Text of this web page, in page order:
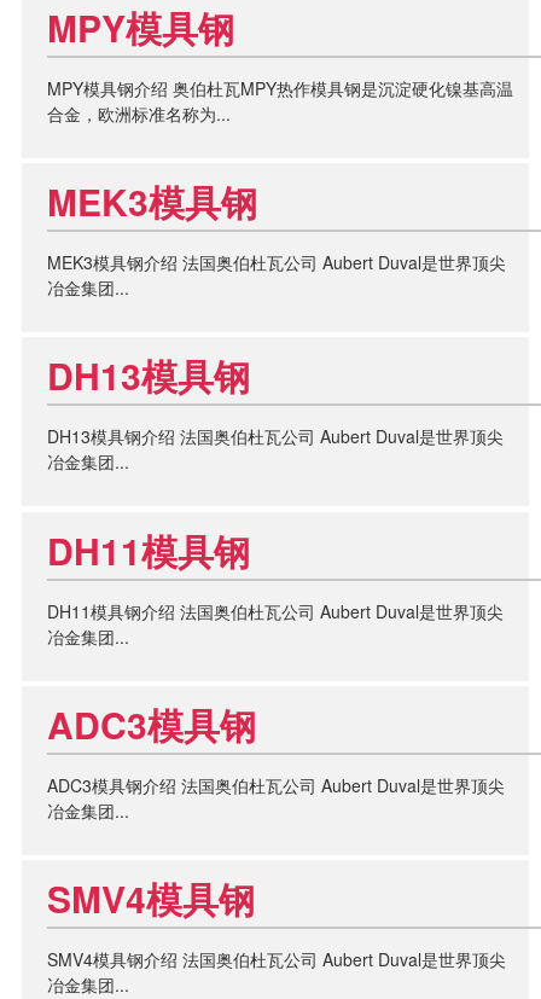
MPY模具钢
MPY模具钢介绍 奥伯杜瓦MPY热作模具钢是沉淀硬化镍基高温
合金，欧洲标准名称为...
MEK3模具钢
MEK3模具钢介绍 法国奥伯杜瓦公司 Aubert Duval是世界顶尖
冶金集团...
DH13模具钢
DH13模具钢介绍 法国奥伯杜瓦公司 Aubert Duval是世界顶尖
冶金集团...
DH11模具钢
DH11模具钢介绍 法国奥伯杜瓦公司 Aubert Duval是世界顶尖
冶金集团...
ADC3模具钢
ADC3模具钢介绍 法国奥伯杜瓦公司 Aubert Duval是世界顶尖
冶金集团...
SMV4模具钢
SMV4模具钢介绍 法国奥伯杜瓦公司 Aubert Duval是世界顶尖
冶金集团...